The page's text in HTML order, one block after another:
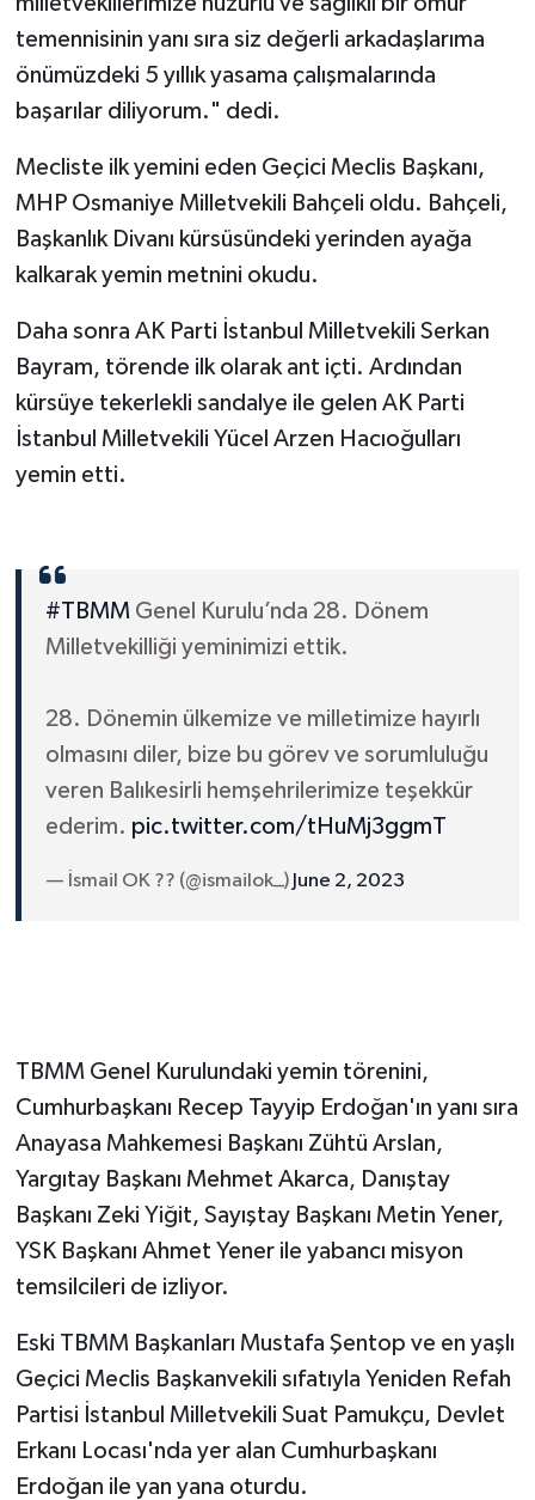
temennisinin yanı sıra siz değerli arkadaşlarıma
önümüzdeki 5 yıllık yasama çalışmalarında
başarılar diliyorum." dedi.
Mecliste ilk yemini eden Geçici Meclis Başkanı,
MHP Osmaniye Milletvekili Bahçeli oldu. Bahçeli,
Başkanlık Divanı kürsüsündeki yerinden ayağa
kalkarak yemin metnini okudu.
Daha sonra AK Parti İstanbul Milletvekili Serkan
Bayram, törende ilk olarak ant içti. Ardından
kürsüye tekerlekli sandalye ile gelen AK Parti
İstanbul Milletvekili Yücel Arzen Hacıoğulları
yemin etti.
#TBMMGenel Kurulu’nda 28. Dönem
Milletvekilliği yeminimizi ettik.
28. Dönemin ülkemize ve milletimize hayırlı
olmasını diler, bize bu görev ve sorumluluğu
veren Balıkesirli hemşehrilerimize teşekkür
ederim. pic.twitter.com/tHuMj3ggmT
— İsmail OK ?? (@ismailok_) June 2, 2023
TBMM Genel Kurulundaki yemin törenini,
Cumhurbaşkanı Recep Tayyip Erdoğan'ın yanı sıra
Anayasa Mahkemesi Başkanı Zühtü Arslan,
Yargıtay Başkanı Mehmet Akarca, Danıştay
Başkanı Zeki Yiğit, Sayıştay Başkanı Metin Yener,
YSK Başkanı Ahmet Yener ile yabancı misyon
temsilcileri de izliyor.
Eski TBMM Başkanları Mustafa Şentop ve en yaşlı
Geçici Meclis Başkanvekili sıfatıyla Yeniden Refah
Partisi İstanbul Milletvekili Suat Pamukçu, Devlet
Erkanı Locası'nda yer alan Cumhurbaşkanı
Erdoğan ile yan yana oturdu.